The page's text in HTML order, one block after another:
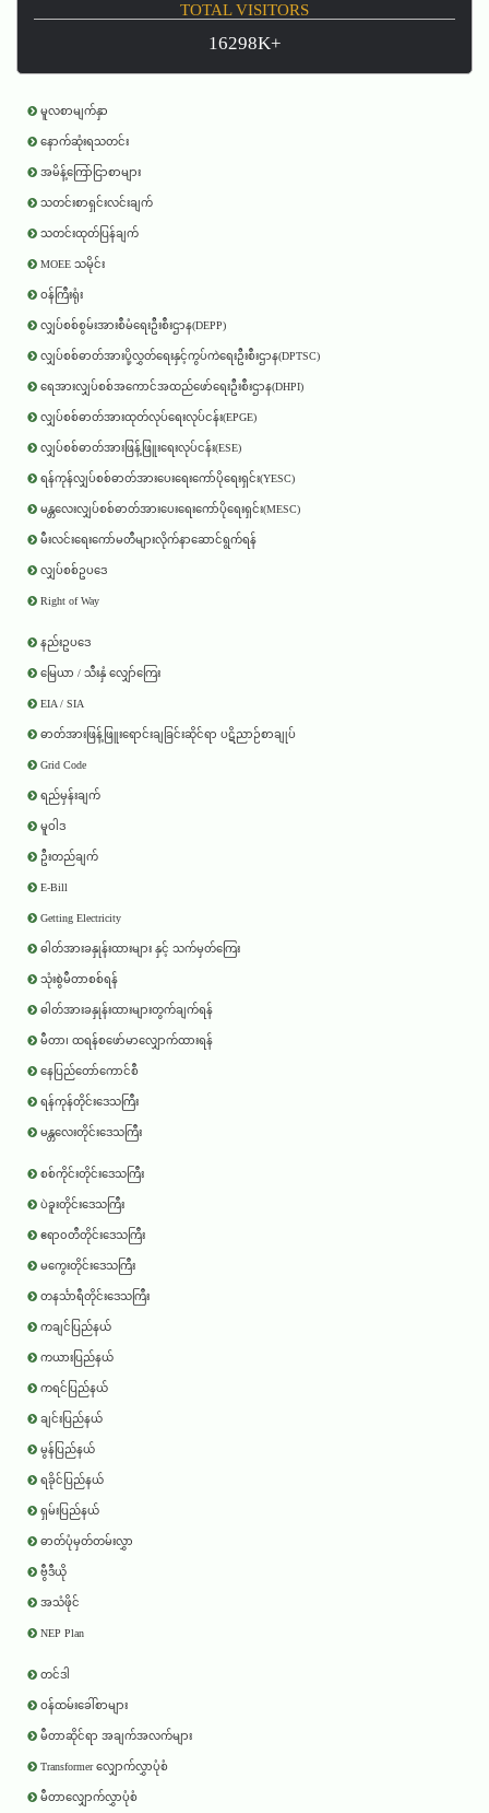
TOTAL VISITORS
16298K+
မူလစာမျက်နှာ
နောက်ဆုံးရသတင်း
အမိန့်ကြော်ငြာစာများ
သတင်းစာရှင်းလင်းချက်
သတင်းထုတ်ပြန်ချက်
MOEE သမိုင်း
ဝန်ကြီးရုံး
လျှပ်စစ်စွမ်းအားစီမံရေးဦးစီးဌာန(DEPP)
လျှပ်စစ်ဓာတ်အားပို့လွှတ်ရေးနှင့်ကွပ်ကဲရေးဦးစီးဌာန(DPTSC)
ရေအားလျှပ်စစ်အကောင်အထည်ဖော်ရေးဦးစီးဌာန(DHPI)
လျှပ်စစ်ဓာတ်အားထုတ်လုပ်ရေးလုပ်ငန်း(EPGE)
လျှပ်စစ်ဓာတ်အားဖြန့်ဖြူးရေးလုပ်ငန်း(ESE)
ရန်ကုန်လျှပ်စစ်ဓာတ်အားပေးရေးကော်ပိုရေးရှင်း(YESC)
မန္တလေးလျှပ်စစ်ဓာတ်အားပေးရေးကော်ပိုရေးရှင်း(MESC)
မီးလင်းရေးကော်မတီများလိုက်နာဆောင်ရွက်ရန်
လျှပ်စစ်ဥပဒေ
Right of Way
နည်းဥပဒေ
မြေယာ / သီးနှံ လျှော်ကြေး
EIA / SIA
ဓာတ်အားဖြန့်ဖြူးရောင်းချခြင်းဆိုင်ရာ ပဋိညာဉ်စာချုပ်
Grid Code
ရည်မှန်းချက်
မူဝါဒ
ဦးတည်ချက်
E-Bill
Getting Electricity
ဓါတ်အားခနှုန်းထားများ နှင့် သက်မှတ်ကြေး
သုံးစွဲမီတာစစ်ရန်
ဓါတ်အားခနှုန်းထားများတွက်ချက်ရန်
မီတာ၊ ထရန်စဖော်မာလျှောက်ထားရန်
နေပြည်တော်ကောင်စီ
ရန်ကုန်တိုင်းဒေသကြီး
မန္တလေးတိုင်းဒေသကြီး
စစ်ကိုင်းတိုင်းဒေသကြီး
ပဲခူးတိုင်းဒေသကြီး
ဧရာ၀တီတိုင်းဒေသကြီး
မကွေးတိုင်းဒေသကြီး
တနင်္သာရီတိုင်းဒေသကြီး
ကချင်ပြည်နယ်
ကယားပြည်နယ်
ကရင်ပြည်နယ်
ချင်းပြည်နယ်
မွန်ပြည်နယ်
ရခိုင်ပြည်နယ်
ရှမ်းပြည်နယ်
ဓာတ်ပုံမှတ်တမ်းလွှာ
ဗွီဒီယို
အသံဖိုင်
NEP Plan
တင်ဒါ
ဝန်ထမ်းခေါ်စာများ
မီတာဆိုင်ရာ အချက်အလက်များ
Transformer လျှောက်လွှာပုံစံ
မီတာလျှောက်လွှာပုံစံ